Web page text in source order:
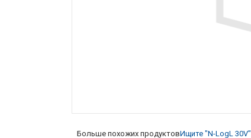
Больше похожих продуктовИщите "N-LogL 30V"